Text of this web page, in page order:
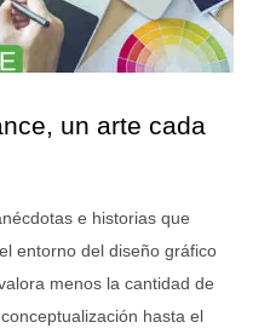
un arte cada
e historias que
entorno del diseño gráfico
menos la cantidad de
hasta el